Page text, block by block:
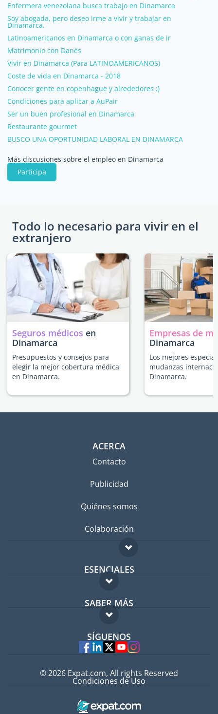
Enfermera venezolana busca trabajo en Dinamarca
Soy abogada, pero deseo irme a vivir y trabajar en
Dinamarca.
Latinoamericanos en Dinamarca o con ganas de ir
Matrimonio con Danés
Vivir en Dinamarca (Para LATINOAMERICANOS)
Coste de vida en Dinamarca - 2018
Conocer gente en copenhague y alrededores :)
Condiciones para aplicar a AuPair
Ser un buen profesional en Dinamarca
Restaurante gourmet
BUSCO UNA OPORTUNIDAD LABORAL EN DINAMARCA
Más discusiones sobre el empleo en Dinamarca
Participa
Todo lo necesario para vivir en el
extranjero
Seguros médicos en
Dinamarca
Presupuestos y consejos para
elegir la mejor cobertura médica
en Dinamarca.
Empresas de
Dinamarca
Los mejores
mudanzas
Dinamarca.
ACERCA
Contacto
Publicidad
Quiénes somos
Colaboración
ESENCIALES
Foro para expatriados
Guía para expatriados
Trabajos en el extranjero
SABER MÁS
FAQ
Expertos
SÍGUENOS
© 2026 Expat.com, All rights Reserved
Condiciones de Uso